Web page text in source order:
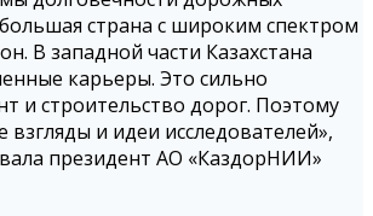
страна с широким спектром
В западной части Казахстана
карьеры. Это сильно
и строительство дорог. Поэтому
и идеи исследователей»,
президент АО «КаздорНИИ»